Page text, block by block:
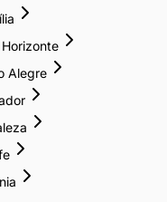
Horizonte
Alegre